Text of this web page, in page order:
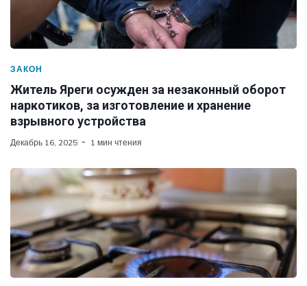
ЗАКОН
Житель Яреги осужден за незаконный оборот
наркотиков, за изготовление и хранение
взрывного устройства
Декабрь 16, 2025 1 мин чтения